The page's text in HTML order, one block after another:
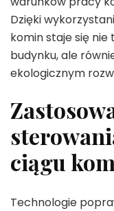
Dzięki
komin staje się
budynku, ale
ekologicznym
ciągu
Technologie